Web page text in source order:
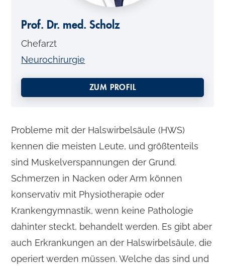
Prof. Dr. med. Scholz
Chefarzt
Neurochirurgie
ZUM PROFIL
Probleme mit der Halswirbelsäule (HWS)
kennen die meisten Leute, und größtenteils
sind Muskelverspannungen der Grund.
Schmerzen in Nacken oder Arm können
konservativ mit Physiotherapie oder
Krankengymnastik, wenn keine Pathologie
dahinter steckt, behandelt werden. Es gibt aber
auch Erkrankungen an der Halswirbelsäule, die
operiert werden müssen. Welche das sind und